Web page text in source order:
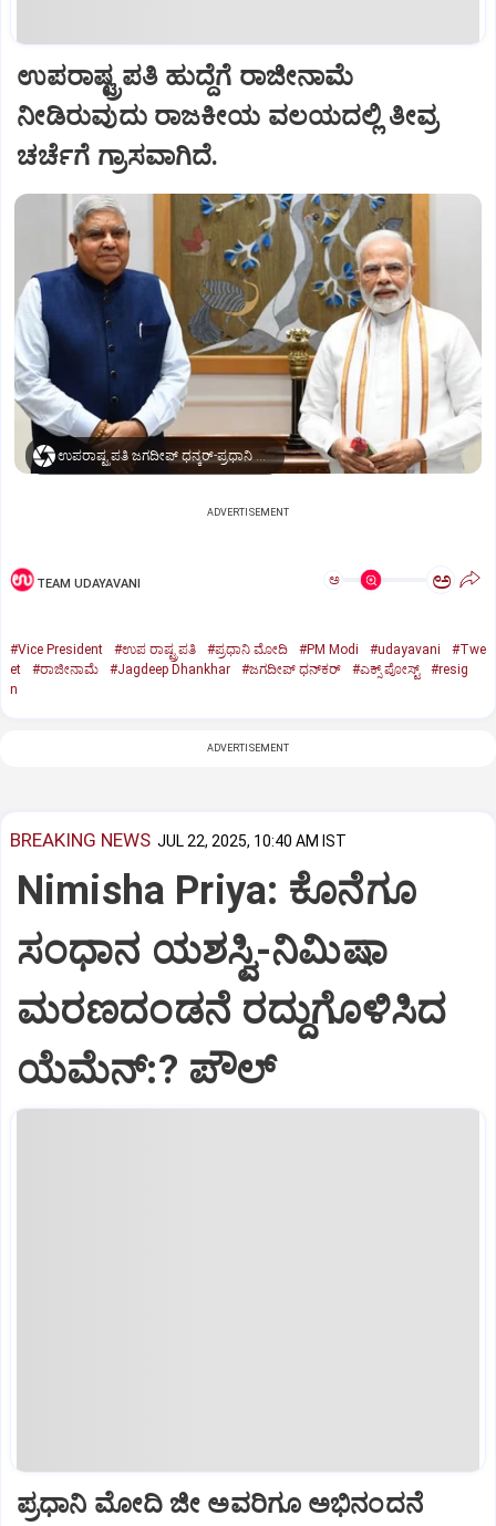
ಉಪರಾಷ್ಟ್ರಪತಿ ಹುದ್ದೆಗೆ ರಾಜೀನಾಮೆ
ನೀಡಿರುವುದು ರಾಜಕೀಯ ವಲಯದಲ್ಲಿ ತೀವ್ರ
ಚರ್ಚೆಗೆ ಗ್ರಾಸವಾಗಿದೆ.
ಉಪರಾಷ್ಟ್ರಪತಿ ಜಗದೀಪ್‌ ಧನ್ಕರ್-ಪ್ರಧಾನಿ ಮೋದಿ
ADVERTISEMENT
TEAM UDAYAVANI ಅ ಅ
#Vice President #ಉಪ ರಾಷ್ಟ್ರಪತಿ #ಪ್ರಧಾನಿ ಮೋದಿ #PM Modi #udayavani
#Twe
et
#ರಾಜೀನಾಮೆ #Jagdeep Dhankhar #ಜಗದೀಪ್‌ ಧನ್‌ಕರ್‌ #ಎಕ್ಸ್‌ ಪೋಸ್ಟ್
#resig
n
ADVERTISEMENT
BREAKING NEWS JUL 22, 2025, 10:40 AM IST
Nimisha Priya: ಕೊನೆಗೂ
ಸಂಧಾನ ಯಶಸ್ವಿ-ನಿಮಿಷಾ
ಮರಣದಂಡನೆ ರದ್ದುಗೊಳಿಸಿದ
ಯೆಮೆನ್:? ಪೌಲ್
ಪ್ರಧಾನಿ ಮೋದಿ ಜೀ ಅವರಿಗೂ ಅಭಿನಂದನೆ